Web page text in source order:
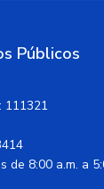
Públicos
111321
de 8:00 a.m. a